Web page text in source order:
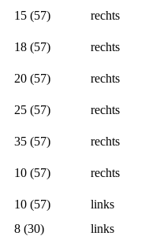
15 (57) rechts
18 (57) rechts
20 (57) rechts
25 (57) rechts
35 (57) rechts
10 (57) rechts
10 (57)
links
8 (30)
links